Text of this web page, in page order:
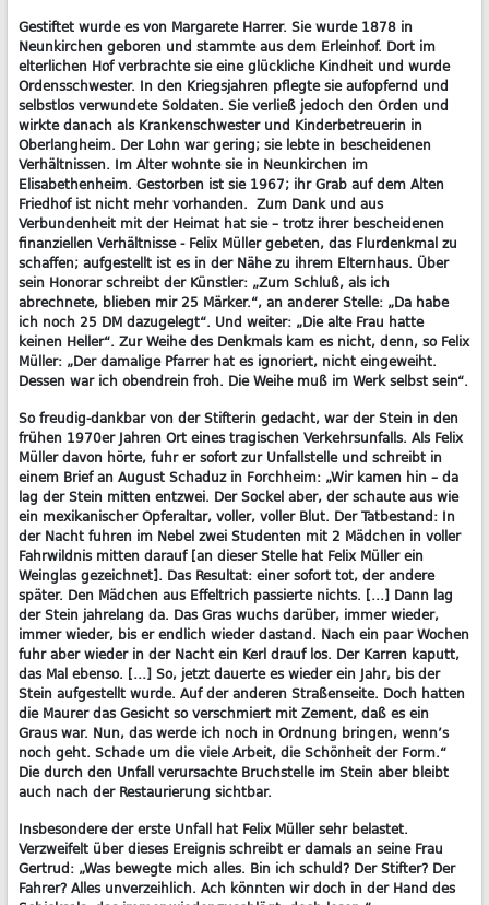
Gestiftet wurde es von Margarete Harrer. Sie wurde 1878 in
Neunkirchen geboren und stammte aus dem Erleinhof. Dort im
elterlichen Hof verbrachte sie eine glückliche Kindheit und wurde
Ordensschwester. In den Kriegsjahren pflegte sie aufopfernd und
selbstlos verwundete Soldaten. Sie verließ jedoch den Orden und
wirkte danach als Krankenschwester und Kinderbetreuerin in
Oberlangheim. Der Lohn war gering; sie lebte in bescheidenen
Verhältnissen. Im Alter wohnte sie in Neunkirchen im
Elisabethenheim. Gestorben ist sie 1967; ihr Grab auf dem Alten
Friedhof ist nicht mehr vorhanden. Zum Dank und aus
Verbundenheit mit der Heimat hat sie – trotz ihrer bescheidenen
finanziellen Verhältnisse - Felix Müller gebeten, das Flurdenkmal zu
schaffen; aufgestellt ist es in der Nähe zu ihrem Elternhaus. Über
sein Honorar schreibt der Künstler: „Zum Schluß, als ich
abrechnete, blieben mir 25 Märker.“, an anderer Stelle: „Da habe
ich noch 25 DM dazugelegt“. Und weiter: „Die alte Frau hatte
keinen Heller“. Zur Weihe des Denkmals kam es nicht, denn, so Felix
Müller: „Der damalige Pfarrer hat es ignoriert, nicht eingeweiht.
Dessen war ich obendrein froh. Die Weihe muß im Werk selbst sein“.
So freudig-dankbar von der Stifterin gedacht, war der Stein in den
frühen 1970er Jahren Ort eines tragischen Verkehrsunfalls. Als Felix
Müller davon hörte, fuhr er sofort zur Unfallstelle und schreibt in
einem Brief an August Schaduz in Forchheim: „Wir kamen hin – da
lag der Stein mitten entzwei. Der Sockel aber, der schaute aus wie
ein mexikanischer Opferaltar, voller, voller Blut. Der Tatbestand: In
der Nacht fuhren im Nebel zwei Studenten mit 2 Mädchen in voller
Fahrwildnis mitten darauf [an dieser Stelle hat Felix Müller ein
Weinglas gezeichnet]. Das Resultat: einer sofort tot, der andere
später. Den Mädchen aus Effeltrich passierte nichts. […] Dann lag
der Stein jahrelang da. Das Gras wuchs darüber, immer wieder,
immer wieder, bis er endlich wieder dastand. Nach ein paar Wochen
fuhr aber wieder in der Nacht ein Kerl drauf los. Der Karren kaputt,
das Mal ebenso. […] So, jetzt dauerte es wieder ein Jahr, bis der
Stein aufgestellt wurde. Auf der anderen Straßenseite. Doch hatten
die Maurer das Gesicht so verschmiert mit Zement, daß es ein
Graus war. Nun, das werde ich noch in Ordnung bringen, wenn’s
noch geht. Schade um die viele Arbeit, die Schönheit der Form.“
Die durch den Unfall verursachte Bruchstelle im Stein aber bleibt
auch nach der Restaurierung sichtbar.
Insbesondere der erste Unfall hat Felix Müller sehr belastet.
Verzweifelt über dieses Ereignis schreibt er damals an seine Frau
Gertrud: „Was bewegte mich alles. Bin ich schuld? Der Stifter? Der
Fahrer? Alles unverzeihlich. Ach könnten wir doch in der Hand des